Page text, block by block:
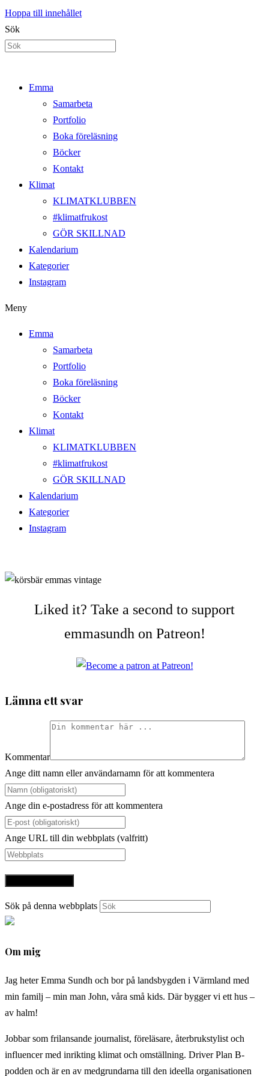
Hoppa till innehållet
Sök
Emma
Samarbeta
Portfolio
Boka föreläsning
Böcker
Kontakt
Klimat
KLIMATKLUBBEN
#klimatfrukost
GÖR SKILLNAD
Kalendarium
Kategorier
Instagram
Meny
Emma
Samarbeta
Portfolio
Boka föreläsning
Böcker
Kontakt
Klimat
KLIMATKLUBBEN
#klimatfrukost
GÖR SKILLNAD
Kalendarium
Kategorier
Instagram
Liked it? Take a second to support
emmasundh on Patreon!
Lämna ett svar
Kommentar
Ange ditt namn eller användarnamn för att kommentera
Ange din e-postadress för att kommentera
Ange URL till din webbplats (valfritt)
Sök på denna webbplats
Om mig
Jag heter Emma Sundh och bor på landsbygden i Värmland med
min familj – min man John, våra små kids. Där bygger vi ett hus –
av halm!
Jobbar som frilansande journalist, föreläsare, återbrukstylist och
influencer med inrikting klimat och omställning. Driver Plan B-
podden och är en av medgrundarna till den ideella organisationen